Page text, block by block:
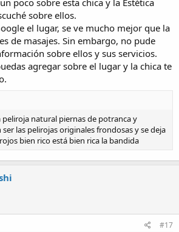
poco sobre esta chica y la Estética
sobre ellos.
el lugar, se ve mucho mejor que la
de masajes. Sin embargo, no pude
sobre ellos y sus servicios.
agregar sobre el lugar y la chica te
peliroja natural piernas de potranca y
las pelirojas originales frondosas y se deja
bien rico está bien rica la bandida
#17